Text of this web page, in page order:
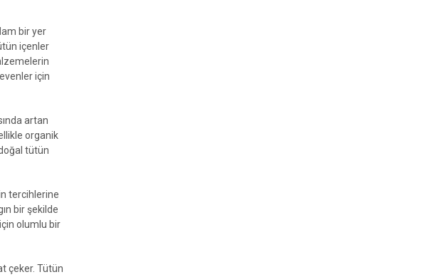
bir yer
içenler
için
artan
organik
tütün
tercihlerine
bir şekilde
olumlu bir
çeker. Tütün